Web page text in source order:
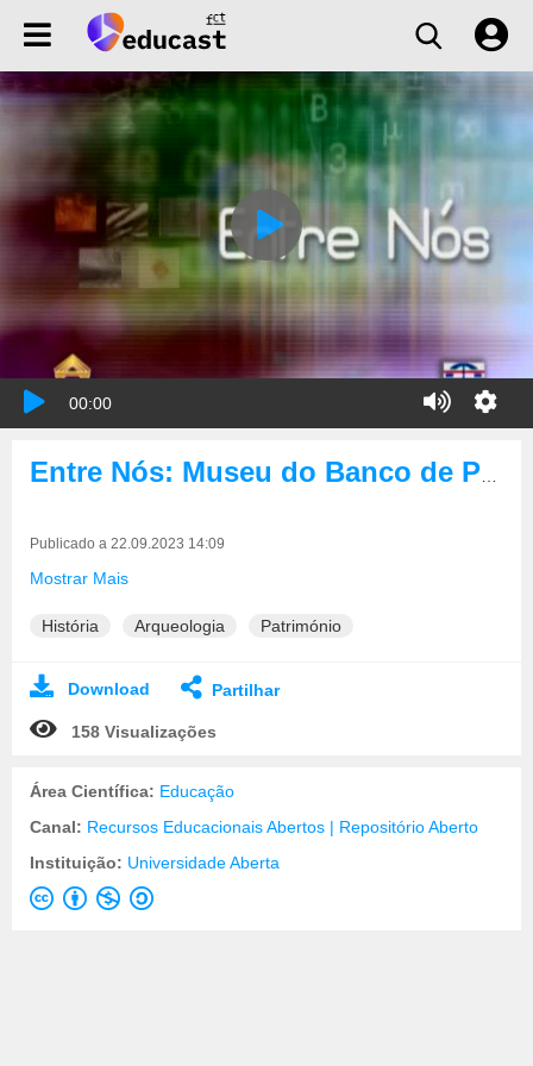
00:00
Publicado a 22.09.2023 14:09
Mostrar Mais
História Arqueologia Património
Download Partilhar
158 Visualizações
Área Científica: Educação
Canal: Recursos Educacionais Abertos | Repositório Aberto
Instituição: Universidade Aberta